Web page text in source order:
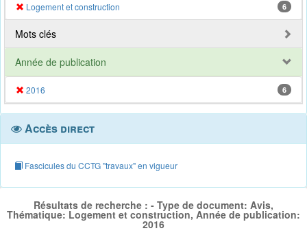
Logement et construction 6
Mots clés
Année de publication
2016 6
Accès direct
Fascicules du CCTG "travaux" en vigueur
Résultats de recherche : - Type de document: Avis,
Thématique: Logement et construction, Année de publication:
2016